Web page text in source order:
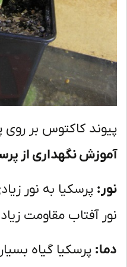
کاکتوس بر روی
نگهداری از
پرسکیا به نور زیادی
آفتاب مقاومت زیادی
پرسکیا گیاه بسیار